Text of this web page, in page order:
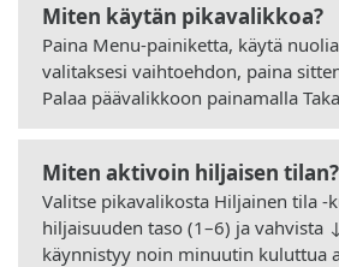
Miten käytän pikavalikkoa?
Paina Menu-painiketta, käytä
valitaksesi vaihtoehdon, paina
Palaa päävalikkoon painamalla
Miten aktivoin hiljaisen tilan?
Valitse pikavalikosta Hiljainen tila -
hiljaisuuden taso (1–6) ja vahvista
käynnistyy noin minuutin kuluttua